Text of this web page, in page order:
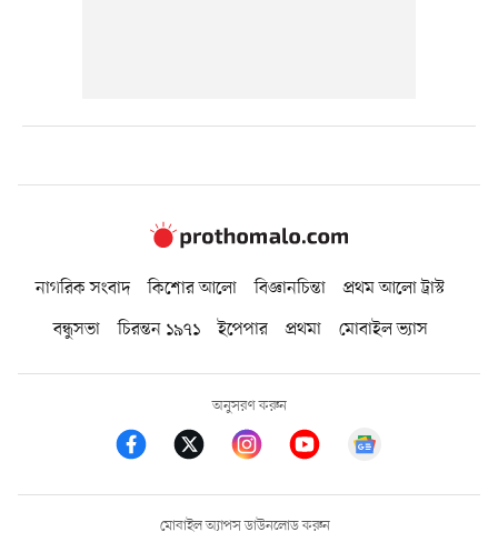
নাগরিক সংবাদ কিশোর আলো বিজ্ঞানচিন্তা
প্রথম আলো ট্রাস্ট
বন্ধুসভা
চিরন্তন ১৯৭১ ইপেপার প্রথমা মোবাইল ভ্যাস
অনুসরণ করুন
মোবাইল অ্যাপস ডাউনলোড করুন